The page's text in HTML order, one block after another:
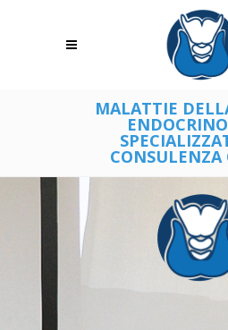
MALATTIE